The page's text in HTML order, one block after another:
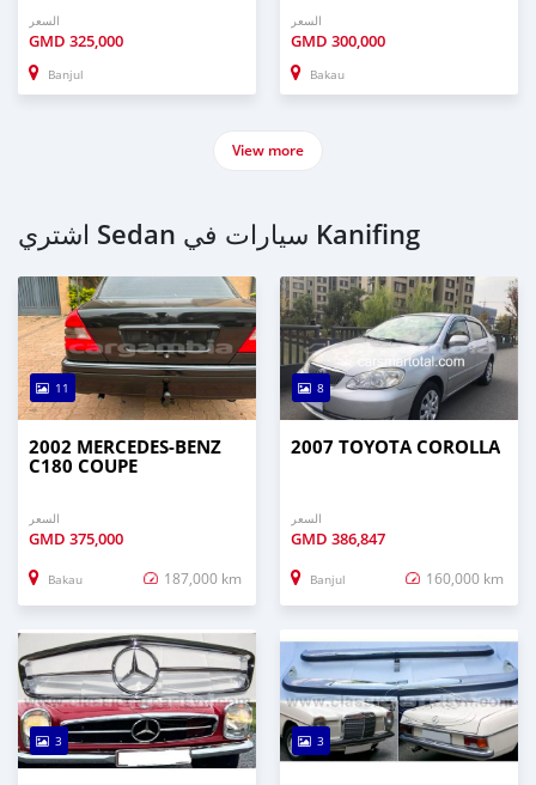
السعر
GMD 325,000
Banjul
السعر
GMD 300,000
Bakau
View more
اشتري Sedan سيارات في Kanifing
11
2002 MERCEDES-BENZ
C180 COUPE
السعر
GMD 375,000
Bakau 187,000 km
8
2007 TOYOTA COROLLA
السعر
GMD 386,847
Banjul 160,000 km
3 3